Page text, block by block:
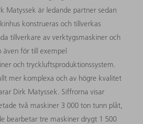
Matyssek är ledande partner sedan
konstrueras och tillverkas
tillverkare av verktygsmaskiner och
även för till exempel
och tryckluftsproduktionssystem.
mer komplexa och av högre kvalitet
Dirk Matyssek. Siffrorna visar
två maskiner 3 000 ton tunn plåt,
bearbetar tre maskiner drygt 1 500